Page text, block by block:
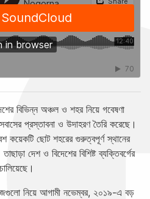
বিভিন্ন অঞ্চল ও শহর নিয়ে গবেষণা
প্রস্তাবনা ও উদাহরণ তৈরি করেছে।
কয়েকটি ছোট শহরের গুরুত্বপূর্ণ স্থানের
দেশ ও বিদেশের বিশিষ্ট ব্যক্তিবর্গের
নিয়ে আগামী নভেম্বর, ২০১৯-এ বড়